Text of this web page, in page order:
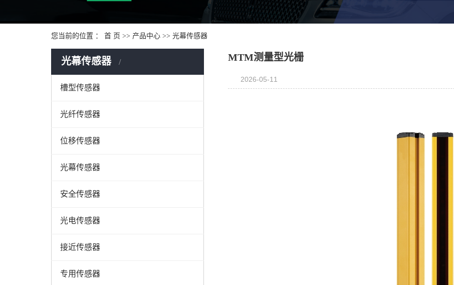
您当前的位置 ： 首 页 >> 产品中心 >> 光幕传感器
光幕传感器
槽型传感器
光纤传感器
位移传感器
光幕传感器
安全传感器
光电传感器
接近传感器
专用传感器
MTM测量型光栅
2026-05-11